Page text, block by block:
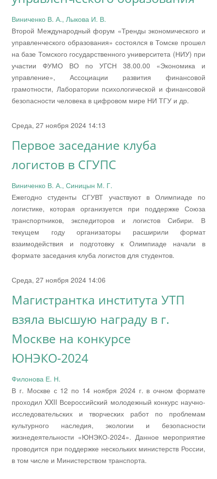
Виниченко В. А., Лыкова И. В.
Второй Международный форум «Тренды экономического и
управленческого образования» состоялся в Томске прошел
на базе Томского государственного университета (НИУ) при
участии ФУМО ВО по УГСН 38.00.00 «Экономика и
управление», Ассоциации развития финансовой
грамотности, Лаборатории психологической и финансовой
безопасности человека в цифровом мире НИ ТГУ и др.
Среда, 27 ноября 2024 14:13
Первое заседание клуба
логистов в СГУПС
Виниченко В. А., Синицын М. Г.
Ежегодно студенты СГУВТ участвуют в Олимпиаде по
логистике, которая организуется при поддержке Союза
транспортников, экспедиторов и логистов Сибири. В
текущем году организаторы расширили формат
взаимодействия и подготовку к Олимпиаде начали в
формате заседания клуба логистов для студентов.
Среда, 27 ноября 2024 14:06
Магистрантка института УТП
взяла высшую награду в г.
Москве на конкурсе
ЮНЭКО-2024
Филонова Е. Н.
В г. Москве с 12 по 14 ноября 2024 г. в очном формате
проходил XXII Всероссийский молодежный конкурс научно-
исследовательских и творческих работ по проблемам
культурного наследия, экологии и безопасности
жизнедеятельности «ЮНЭКО-2024». Данное мероприятие
проводится при поддержке нескольких министерств России,
в том числе и Министерством транспорта.